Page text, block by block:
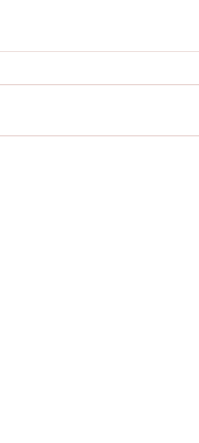
ou enfrente?